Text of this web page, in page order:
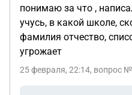
понимаю за что ,
учусь, в какой школе,
фамилия отчество,
угрожает
25 февраля, 22:14, вопрос